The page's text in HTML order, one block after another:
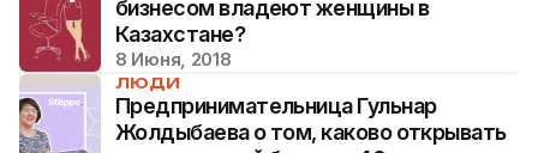
бизнесом владеют женщины в
Казахстане?
8 Июня, 2018
ЛЮДИ
Предпринимательница Гульнар
Жолдыбаева о том, каково открывать